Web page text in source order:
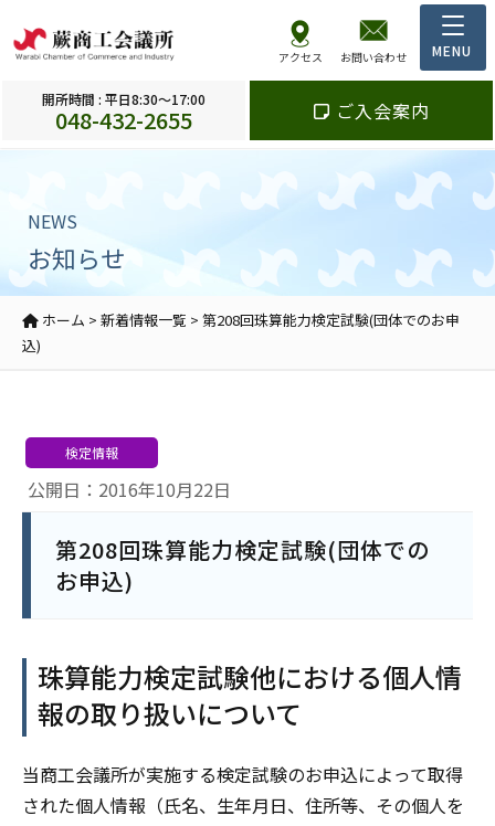
アクセス お問い合わせ
開所時間 : 平日8:30～17:00
048-432-2655 ご入会案内
NEWS
お知らせ
ホーム > 新着情報一覧 > 第208回珠算能力検定試験(団体でのお申
込)
公開日：2016年10月22日
検定情報
第208回珠算能力検定試験(団体での
お申込)
珠算能力検定試験他における個人情
報の取り扱いについて
当商工会議所が実施する検定試験のお申込によって取得
された個人情報（氏名、生年月日、住所等、その個人を